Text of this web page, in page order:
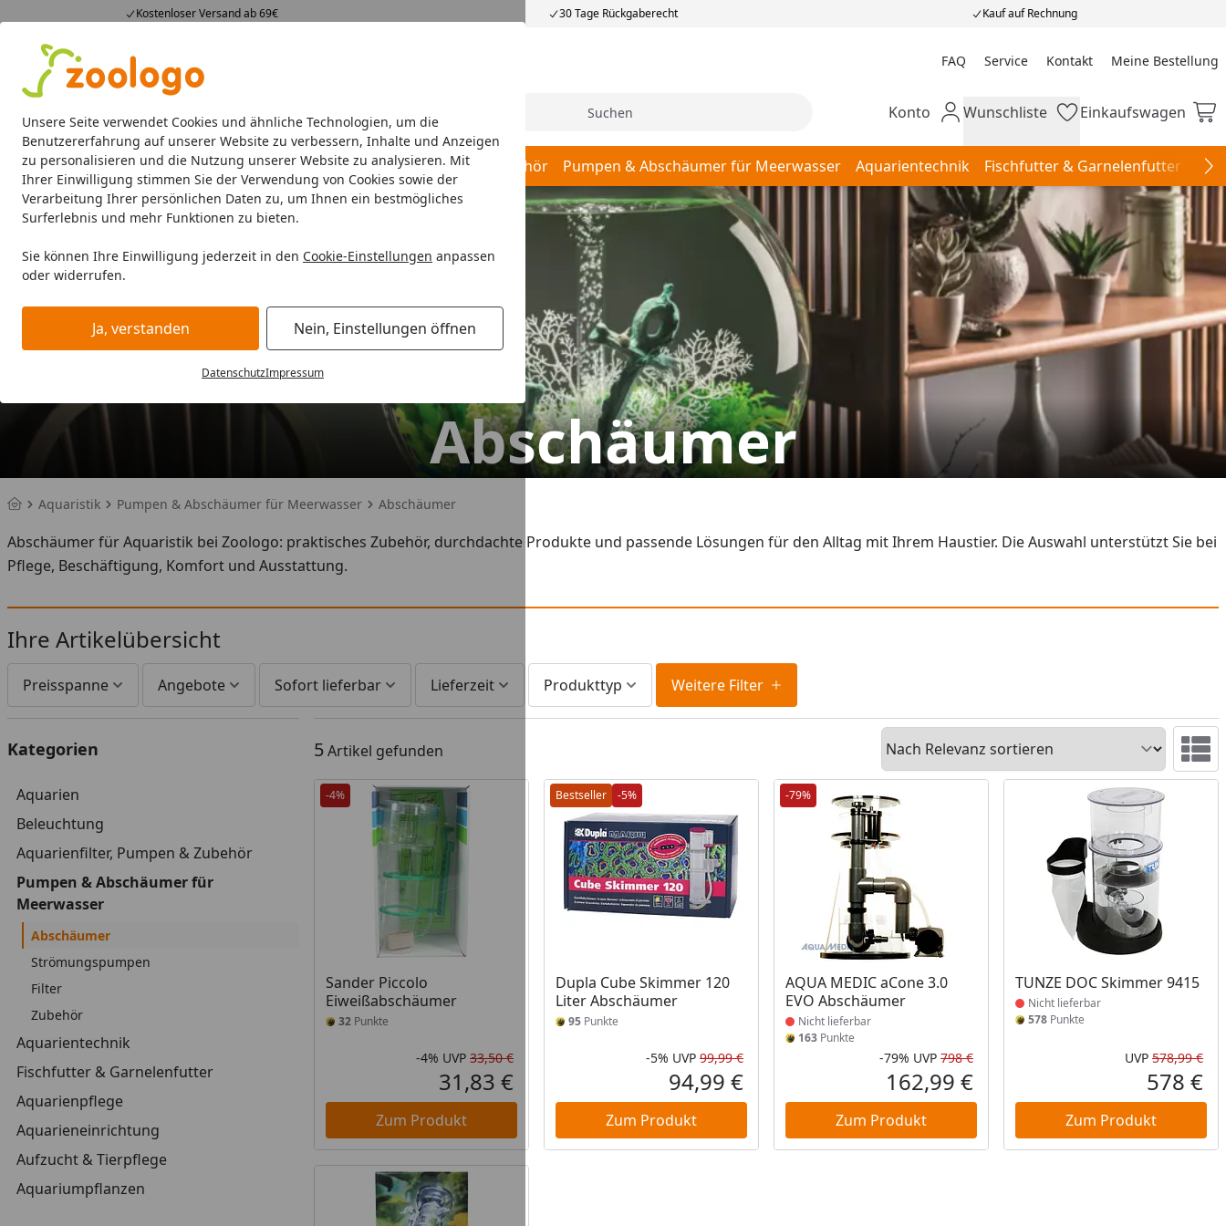
Unsere Seite verwendet Cookies und ähnliche Technologien, um die
Benutzererfahrung auf unserer Website zu verbessern, Inhalte und Anzeigen
zu personalisieren und die Nutzung unserer Website zu analysieren. Mit
Ihrer Einwilligung stimmen Sie der Verwendung von Cookies sowie der
Verarbeitung Ihrer persönlichen Daten zu, um Ihnen ein bestmögliches
Surferlebnis und mehr Funktionen zu bieten.
Sie können Ihre Einwilligung jederzeit in den Cookie-Einstellungen anpassen
oder widerrufen.
Ja, verstanden Nein, Einstellungen öffnen
DatenschutzImpressum
Kostenloser Versand ab 69€ 30 Tage Rückgaberecht Kauf auf Rechnung
4,73
23.587 Bewertungen FAQ Service Kontakt Meine Bestellung
Meine Bestellung
Alle Produkte
Alle Produkte Angebote Neuheiten Sommerhits Suche Mein Konto
Konto Wunschliste
Wunschliste Einkaufswagen
Einkaufswagen
Aquaristik Aquarien Beleuchtung Aquarienfilter, Pumpen & Zubehör Pumpen & Abschäumer für Meerwasser Aquarientechnik Fischfutter & Garnelenfutter
Abschäumer
Aquaristik Pumpen & Abschäumer für Meerwasser Abschäumer
Abschäumer für Aquaristik bei Zoologo: praktisches Zubehör, durchdachte Produkte und passende Lösungen für den Alltag mit Ihrem Haustier. Die Auswahl unterstützt Sie bei
Pflege, Beschäftigung, Komfort und Ausstattung.
Ihre Artikelübersicht
Preisspanne Angebote Sofort lieferbar Lieferzeit Produkttyp Weitere Filter
Kategorien
Aquarien
Beleuchtung
Aquarienfilter, Pumpen & Zubehör
Pumpen & Abschäumer für
Meerwasser
Abschäumer
Strömungspumpen
Filter
Zubehör
Aquarientechnik
Fischfutter & Garnelenfutter
Aquarienpflege
Aquarieneinrichtung
Aufzucht & Tierpflege
Aquariumpflanzen
5Artikel gefunden
Sortieren
-4%
Sander Piccolo
Eiweißabschäumer
32 Punkte
Rabatt in Prozent
-4%
Ursprünglicher Preis
UVP 33,50 €
Aktueller Preis
31,83 €
Zum Produkt
Bestseller -5%
Dupla Cube Skimmer 120
Liter Abschäumer
95 Punkte
Rabatt in Prozent
-5%
Ursprünglicher Preis
UVP 99,99 €
Aktueller Preis
94,99 €
Zum Produkt
-79%
AQUA MEDIC aCone 3.0
EVO Abschäumer
Produkt nicht lieferbar
Nicht lieferbar
163 Punkte
Rabatt in Prozent
-79%
Ursprünglicher Preis
UVP 798 €
Aktueller Preis
162,99 €
Zum Produkt
TUNZE DOC Skimmer 9415
Produkt nicht lieferbar
Nicht lieferbar
578 Punkte
UVP 578,99 €
578 €
Zum Produkt